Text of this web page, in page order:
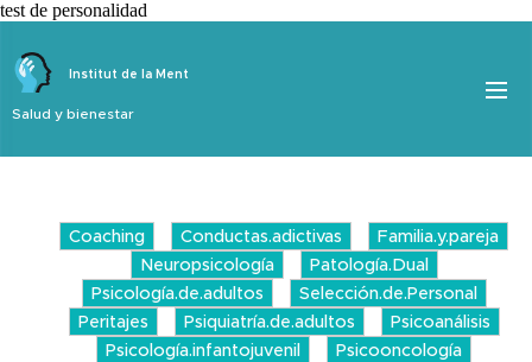
test de personalidad
Institut de la Ment
Salud y bienestar
Coaching Conductas.adictivas
Familia.y.pareja
Neuropsicología
Patología.Dual
Psicología.de.adultos
Selección.de.Personal
Peritajes
Psiquiatría.de.adultos
Psicoanálisis
Psicología.infantojuvenil
Psicooncología